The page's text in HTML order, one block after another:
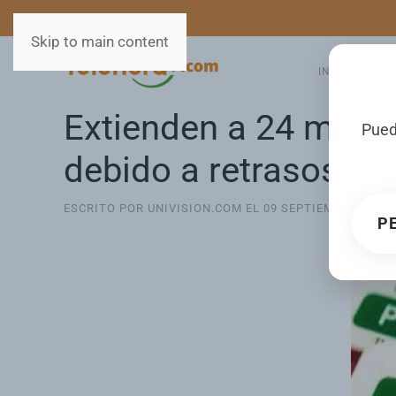
Skip to main content
INICIO
Extienden a 24
debido a retrasos
ESCRITO POR UNIVISION.COM EL 09 SEPTIEMBRE 2021